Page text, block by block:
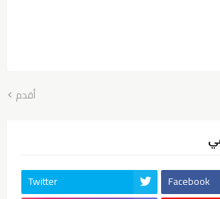
أقدم
Facebook
Twitter